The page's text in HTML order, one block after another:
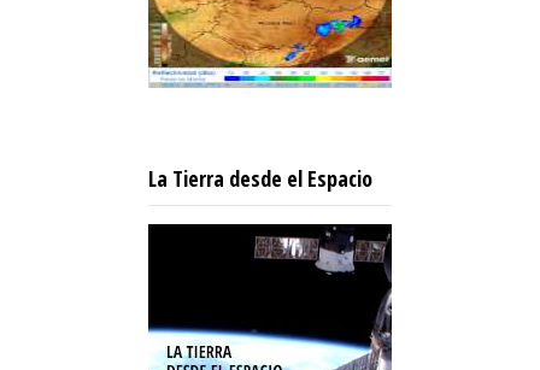
La Tierra desde el Espacio